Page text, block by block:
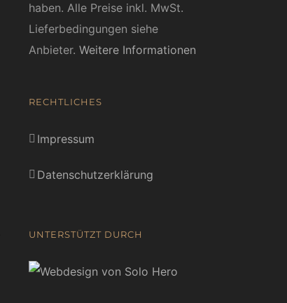
haben. Alle Preise inkl. MwSt.
Lieferbedingungen siehe
Anbieter. Weitere Informationen
RECHTLICHES
Impressum
Datenschutzerklärung
UNTERSTÜTZT DURCH